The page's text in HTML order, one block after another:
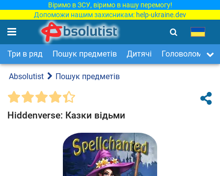
Віримо в ЗСУ, віримо в нашу перемогу!
Допоможи нашим захисникам: help-ukraine.dev
Три в ряд Пошук предметів Дитячі Головоломки
Absolutist Пошук предметів
Hiddenverse: Казки відьми